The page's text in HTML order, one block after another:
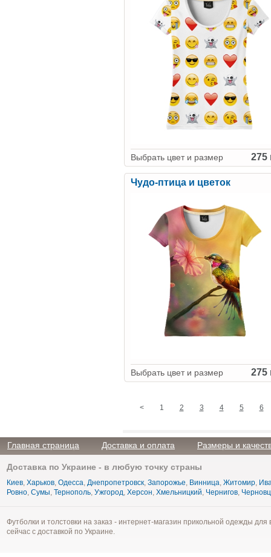
Выбрать цвет и размер 275
Чудо-птица и цветок
Выбрать цвет и размер 275
< 1 2 3 4 5 6
Главная страница Доставка и оплата Размеры и
Доставка по Украине - в любую точку страны
Киев Харьков Одесса Днепропетровск Запорожье Винница Житомир
Ровно Сумы Тернополь Ужгород Херсон Хмельницкий Чернигов
Футболки и толстовки на заказ - интернет-магазин прикольной одежды
сейчас с доставкой по Украине.